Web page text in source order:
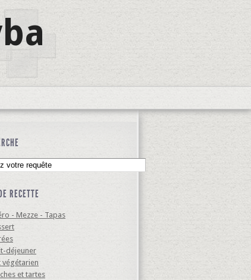
RECETTE
- Mezze - Tapas
déjeuner
végétarien
et tartes